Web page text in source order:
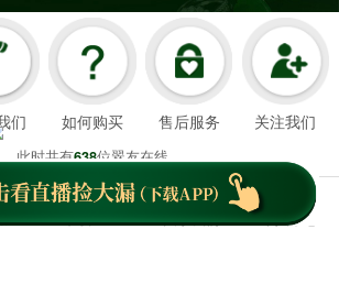
们 如何购买 售后服务 关注我们
此时共有638位翠友在线
翠王朝成立于2008年3月21日
超值好珠宝和舒心服务造福顾客，
下载APP 关于我们 个人中心